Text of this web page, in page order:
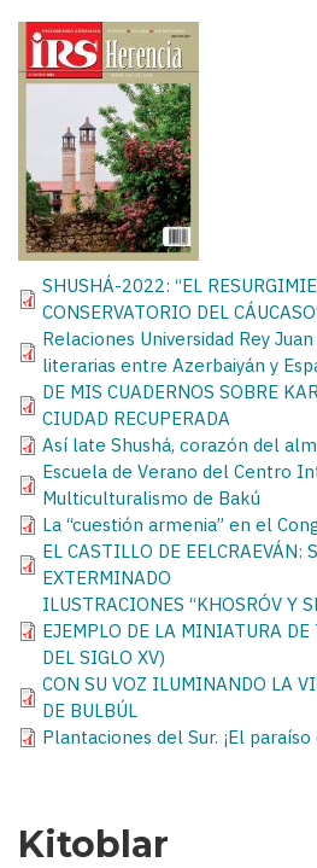
SHUSHÁ-2022: “EL
CONSERVATORIO DEL
Relaciones Universidad Rey
literarias entre Azerbaiyán y
DE MIS CUADERNOS SOBRE
CIUDAD RECUPERADA
Así late Shushá, corazón del
Escuela de Verano del Centro
Multiculturalismo de Bakú
La “cuestión armenia” en el
EL CASTILLO DE EELCRAEVÁN:
EXTERMINADO
ILUSTRACIONES “KHOSRÓV Y
EJEMPLO DE LA MINIATURA
DEL SIGLO XV)
CON SU VOZ ILUMINANDO LA
DE BULBÚL
Plantaciones del Sur. ¡El
Kitoblar